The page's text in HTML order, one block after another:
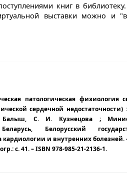
книг в библиотеку.
выставки можно и
патологическая физиология
сердечной недостаточности)
С. И. Кузнецова ;
Белорусский
и внутренних болезней.
с. 41. – ISBN 978-985-21-2136-1.